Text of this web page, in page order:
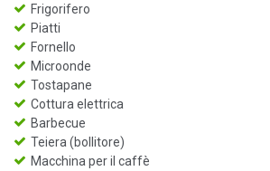
Frigorifero
Piatti
Fornello
Microonde
Tostapane
Cottura elettrica
Barbecue
Teiera (bollitore)
Macchina per il caffè